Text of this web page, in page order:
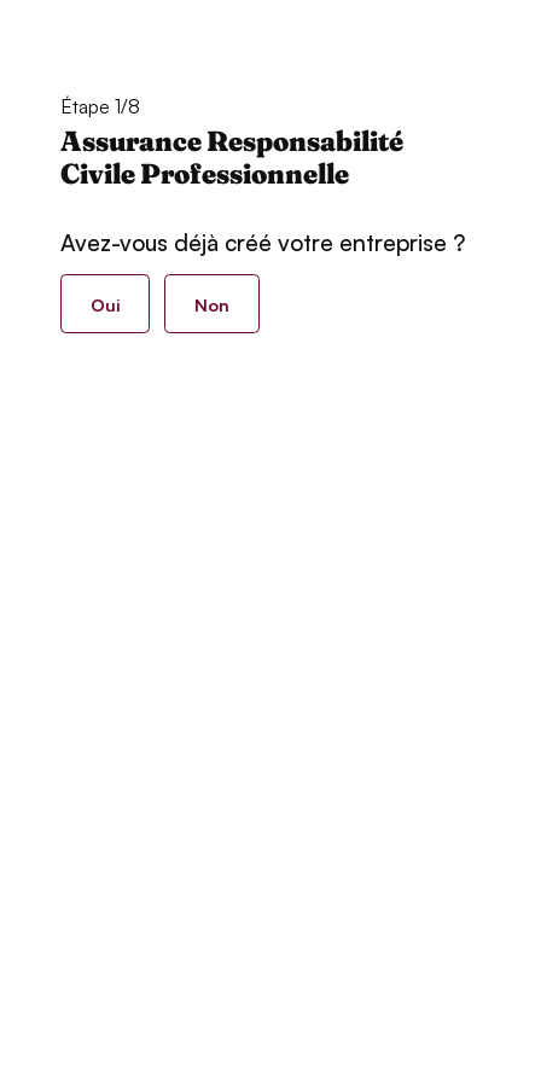
Étape 1/8
Assurance Responsabilité
Civile Professionnelle
Avez-vous déjà créé votre entreprise ?
Oui Non